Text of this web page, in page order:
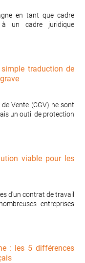
en tant que cadre
un cadre juridique
traduction de
Vente (CGV) ne sont
un outil de protection
viable pour les
d'un contrat de travail
entreprises
: les 5 différences